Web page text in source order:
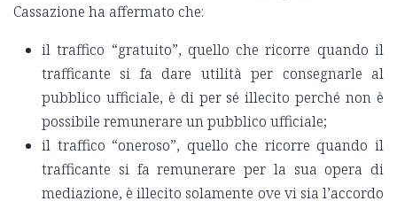
Cassazione ha affermato che:
il traffico “gratuito”, quello che ricorre quando il
trafficante si fa dare utilità per consegnarle al
pubblico ufficiale, è di per sé illecito perché non è
possibile remunerare un pubblico ufficiale;
il traffico “oneroso”, quello che ricorre quando il
trafficante si fa remunerare per la sua opera di
mediazione, è illecito solamente ove vi sia l’accordo